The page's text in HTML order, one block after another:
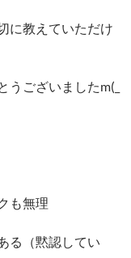
に教えていただけ
ございましたm(_
も無理
る（黙認してい